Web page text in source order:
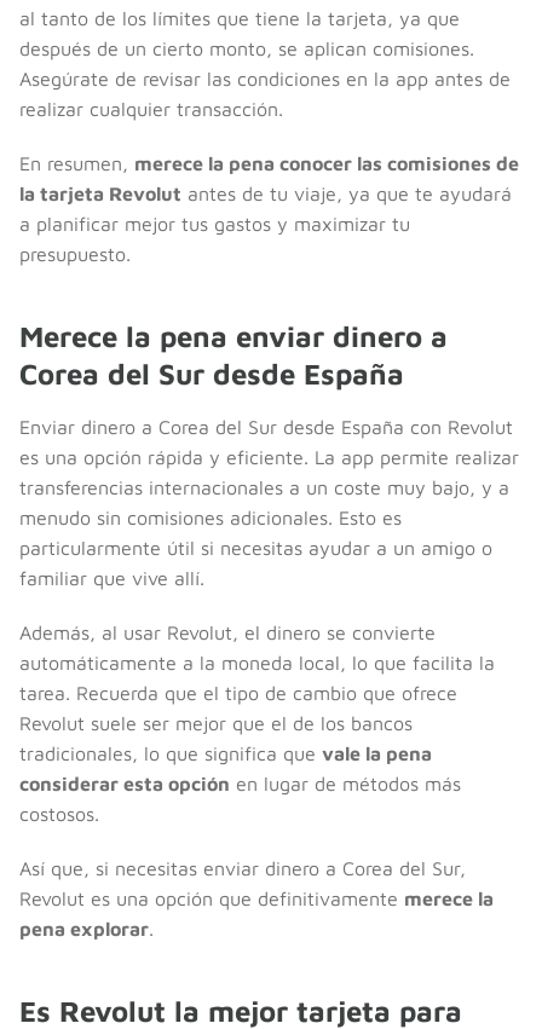
al tanto de los límites que tiene la tarjeta, ya que
después de un cierto monto, se aplican comisiones.
Asegúrate de revisar las condiciones en la app antes de
realizar cualquier transacción.
En resumen, merece la pena conocer las comisiones de
la tarjeta Revolut antes de tu viaje, ya que te ayudará
a planificar mejor tus gastos y maximizar tu
presupuesto.
Merece la pena enviar dinero a
Corea del Sur desde España
Enviar dinero a Corea del Sur desde España con Revolut
es una opción rápida y eficiente. La app permite realizar
transferencias internacionales a un coste muy bajo, y a
menudo sin comisiones adicionales. Esto es
particularmente útil si necesitas ayudar a un amigo o
familiar que vive allí.
Además, al usar Revolut, el dinero se convierte
automáticamente a la moneda local, lo que facilita la
tarea. Recuerda que el tipo de cambio que ofrece
Revolut suele ser mejor que el de los bancos
tradicionales, lo que significa que vale la pena
considerar esta opción en lugar de métodos más
costosos.
Así que, si necesitas enviar dinero a Corea del Sur,
Revolut es una opción que definitivamente merece la
pena explorar.
Es Revolut la mejor tarjeta para